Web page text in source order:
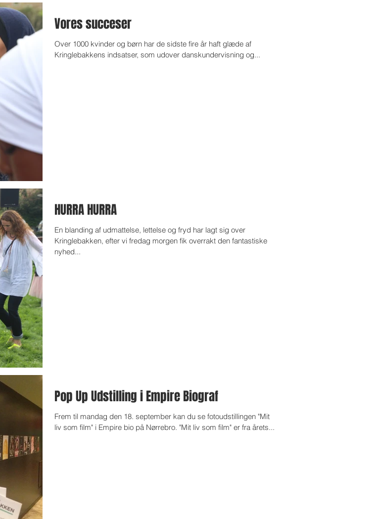
Vores succeser
Over 1000 kvinder og børn har de sidste fire år haft glæde af
Kringlebakkens indsatser, som udover danskundervisning og...
HURRA HURRA
En blanding af udmattelse, lettelse og fryd har lagt sig over
Kringlebakken, efter vi fredag morgen fik overrakt den fantastiske
nyhed...
Pop Up Udstilling i Empire Biograf
Frem til mandag den 18. september kan du se fotoudstillingen "Mit
liv som film" i Empire bio på Nørrebro. "Mit liv som film" er fra årets...